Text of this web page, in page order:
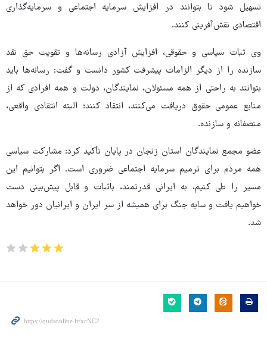
تسهیل شود تا بتوانند در افزایش سرمایه اجتماعی و سرمایه‌گذاری
اقتصادی نقش‌آفرینی کنند.
وی ثبات سیاسی و حقوقی، افزایش آزادی رسانه‌ها و تقویت حق نقد
سازنده را از دیگر الزامات پیشرفت کشور دانست و گفت: رسانه‌ها باید
بتوانند به راحتی از همه مسئولان، نمایندگان، دولت و همه افرادی که از
منابع عمومی حقوق دریافت می‌کنند، انتقاد کنند؛ البته انتقادی واقعی،
منصفانه و سازنده.
عضو مجمع نمایندگان استان زنجان در پایان تأکید کرد: مشارکت سیاسی
همه مردم برای ترمیم سرمایه اجتماعی ضروری است. اگر بتوانیم این
مسیر را طی کنیم، به ایرانی قدرتمند، باثبات و قابل پیش‌بینی دست
خواهیم یافت و سایه جنگ برای همیشه از سر ایران و ایرانیان دور خواهد
شد.